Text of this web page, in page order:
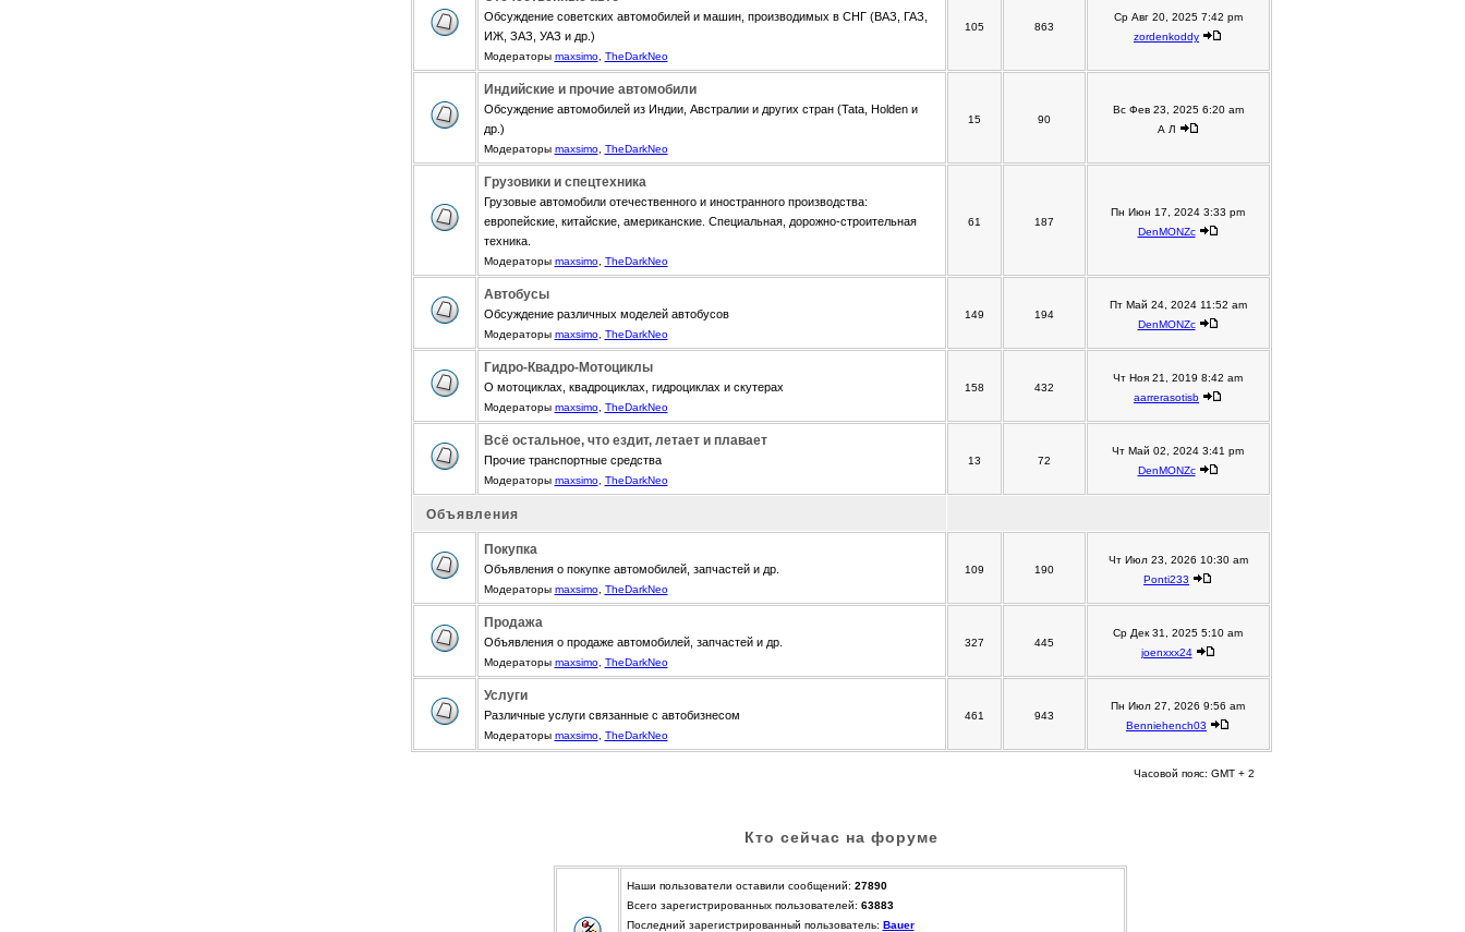
Обсуждение советских автомобилей и машин, производимых в СНГ (ВАЗ, ГАЗ,
ИЖ, ЗАЗ, УАЗ и др.)
Модераторы maxsimo, TheDarkNeo
105 863
Ср Авг 20, 2025 7:42 pm
zordenkoddy
Индийские и прочие автомобили
Обсуждение автомобилей из Индии, Австралии и других стран (Tata, Holden и
др.)
Модераторы maxsimo, TheDarkNeo
15 90
Вс Фев 23, 2025 6:20 am
А Л
Грузовики и спецтехника
Грузовые автомобили отечественного и иностранного производства:
европейские, китайские, американские. Специальная, дорожно-строительная
техника.
Модераторы maxsimo, TheDarkNeo
61 187
Пн Июн 17, 2024 3:33 pm
DenMONZc
Автобусы
Обсуждение различных моделей автобусов
Модераторы maxsimo, TheDarkNeo
149 194
Пт Май 24, 2024 11:52 am
DenMONZc
Гидро-Квадро-Мотоциклы
О мотоциклах, квадроциклах, гидроциклах и скутерах
Модераторы maxsimo, TheDarkNeo
158 432
Чт Ноя 21, 2019 8:42 am
aarrerasotisb
Всё остальное, что ездит, летает и плавает
Прочие транспортные средства
Модераторы maxsimo, TheDarkNeo
13 72
Чт Май 02, 2024 3:41 pm
DenMONZc
Объявления
Покупка
Объявления о покупке автомобилей, запчастей и др.
Модераторы maxsimo, TheDarkNeo
109 190
Чт Июл 23, 2026 10:30 am
Ponti233
Продажа
Объявления о продаже автомобилей, запчастей и др.
Модераторы maxsimo, TheDarkNeo
327 445
Ср Дек 31, 2025 5:10 am
joenxxx24
Услуги
Различные услуги связанные с автобизнесом
Модераторы maxsimo, TheDarkNeo
461 943
Пн Июл 27, 2026 9:56 am
Benniehench03
Часовой пояс: GMT + 2
Кто сейчас на форуме
Наши пользователи оставили сообщений: 27890
Всего зарегистрированных пользователей: 63883
Последний зарегистрированный пользователь: Bauer